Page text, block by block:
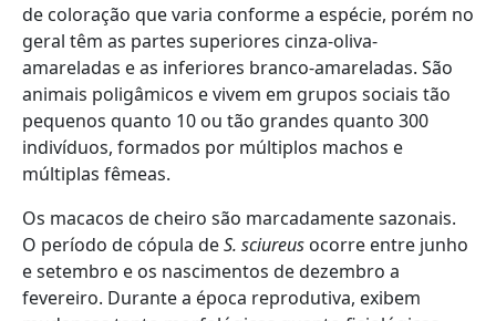
de coloração que varia conforme a espécie, porém no
geral têm as partes superiores cinza-oliva-
amareladas e as inferiores branco-amareladas. São
animais poligâmicos e vivem em grupos sociais tão
pequenos quanto 10 ou tão grandes quanto 300
indivíduos, formados por múltiplos machos e
múltiplas fêmeas.
Os macacos de cheiro são marcadamente sazonais.
O período de cópula deS. sciureus ocorre entre junho
e setembro e os nascimentos de dezembro a
fevereiro. Durante a época reprodutiva, exibem